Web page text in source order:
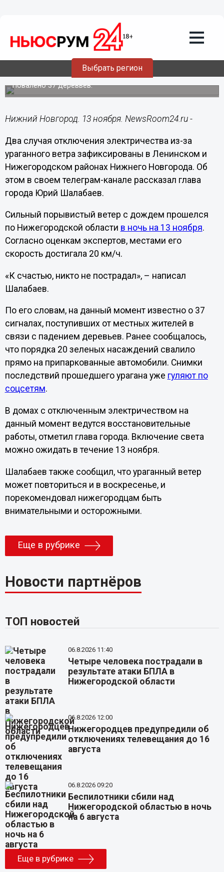
Выбрать регион
13.11.202212:05
Свет отключили из-за сильного ветра
в двух районах Нижнего Новгорода
Повалено 37 деревьев.
Нижний Новгород. 13 ноября. NewsRoom24.ru -
Два случая отключения электричества из-за
ураганного ветра зафиксированы в Ленинском и
Нижегородском районах Нижнего Новгорода. Об
этом в своем телеграм-канале рассказал глава
города Юрий Шалабаев.
Сильный порывистый ветер с дождем прошелся
по Нижегородской области в ночь на 13 ноября.
Согласно оценкам экспертов, местами его
скорость достигала 20 км/ч.
«К счастью, никто не пострадал», – написал
Шалабаев.
По его словам, на данный момент известно о 37
сигналах, поступивших от местных жителей в
связи с падением деревьев. Ранее сообщалось,
что порядка 20 зеленых насаждений свалило
прямо на припаркованные автомобили. Снимки
последствий прошедшего урагана уже гуляют по
соцсетям.
В домах с отключенным электричеством на
данный момент ведутся восстановительные
работы, отметил глава города. Включение света
можно ожидать в течение 13 ноября.
Шалабаев также сообщил, что ураганный ветер
может повториться и в воскресенье, и
порекомендовал нижегородцам быть
внимательными и осторожными.
Еще в рубрике
Новости партнёров
ТОП новостей
06.8.2026 11:40
Четыре человека пострадали в
результате атаки БПЛА в
Нижегородской области
06.8.2026 12:00
Нижегородцев предупредили об
отключениях телевещания до 16
августа
06.8.2026 09:20
Беспилотники сбили над
Нижегородской областью в ночь
на 6 августа
Еще в рубрике